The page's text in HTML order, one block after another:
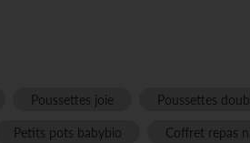
Poussettes joie Poussettes
Petits pots babybio
Coffret repas